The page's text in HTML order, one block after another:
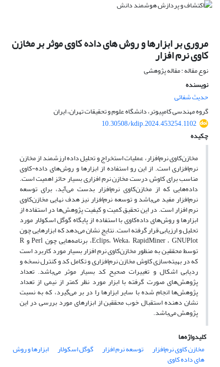
مروری بر ابزارها و روش های داده کاوی موثر بر مخازن
کاوی نرم افزار
نوع مقاله : مقاله پژوهشی
نویسنده
حدیث شفائی
گروه مهندسی کامپیوتر، دانشگاه علوم و تحقیقات تهران، ایران
10.30508/kdip.2024.453254.1102
چکیده
مخازن‌کاوی نرم‌افزار، عملیات استخراج و تحلیل داده ارزشمند از مخازن
نرم‌افزاری است. از این رو استفاده از ابزارها و روش‌های داده-کاوی
مناسب برای کاوش درست مخازن نرم افزاری بسیار حائز اهمیت است.
داده‌هایی که از مخازن‌کاوی نرم‌افزار بدست می‌آید، برای توسعه
نرم‌افزار مفید می‌باشد و توسعه نرم‌افزار نیز هدف نهایی مخازن‌کاوی
نرم افزار است. در این تحقیق کمیت و کیفیت پژوهش‌ها در استفاده از
ابزارها و روش‌های داده‌کاوی با استفاده از پایگاه گوگل اسکولار مورد
تحلیل و ارزیابی قرار گرفته است. نتایج نشان می‌دهد که ابزارهایی چون
Eclips، Weka، RapidMiner ، GNUPlot، برنامه‌هایی چون Perl و R
توسط محققین به منظور مخازن‌کاوی نرم افزار بسیار مورد کاربرد است
که در بهیته‌سازی کاوش مخازن نرم‌افزاری و تکامل کد و کنترل نسخه و
ردیابی اشکال و تغییرات صحیح کد بسیار موثر می‌باشد. تعداد
پژوهش‌های صورت گرفته با ابزار مورد نظر کمتر از نیمی از تعداد
پژوهش‌ها انجام شده با سایر ابزارها را در بر می‌گیرد، که به نسبت
نشان دهنده استقبال خوب محققین از ابزارهای مورد بررسی در این
پژوهش می‌باشد.
کلیدواژه‌ها
مخازن کاوی نرم‌افزار
توسعه نرم افزار گوگل اسکولار ابزارها و روش
های داده کاوی